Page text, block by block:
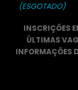
(ESGOTADO)
INSCRIÇÕES
ÚLTIMAS
INFORMAÇÕES